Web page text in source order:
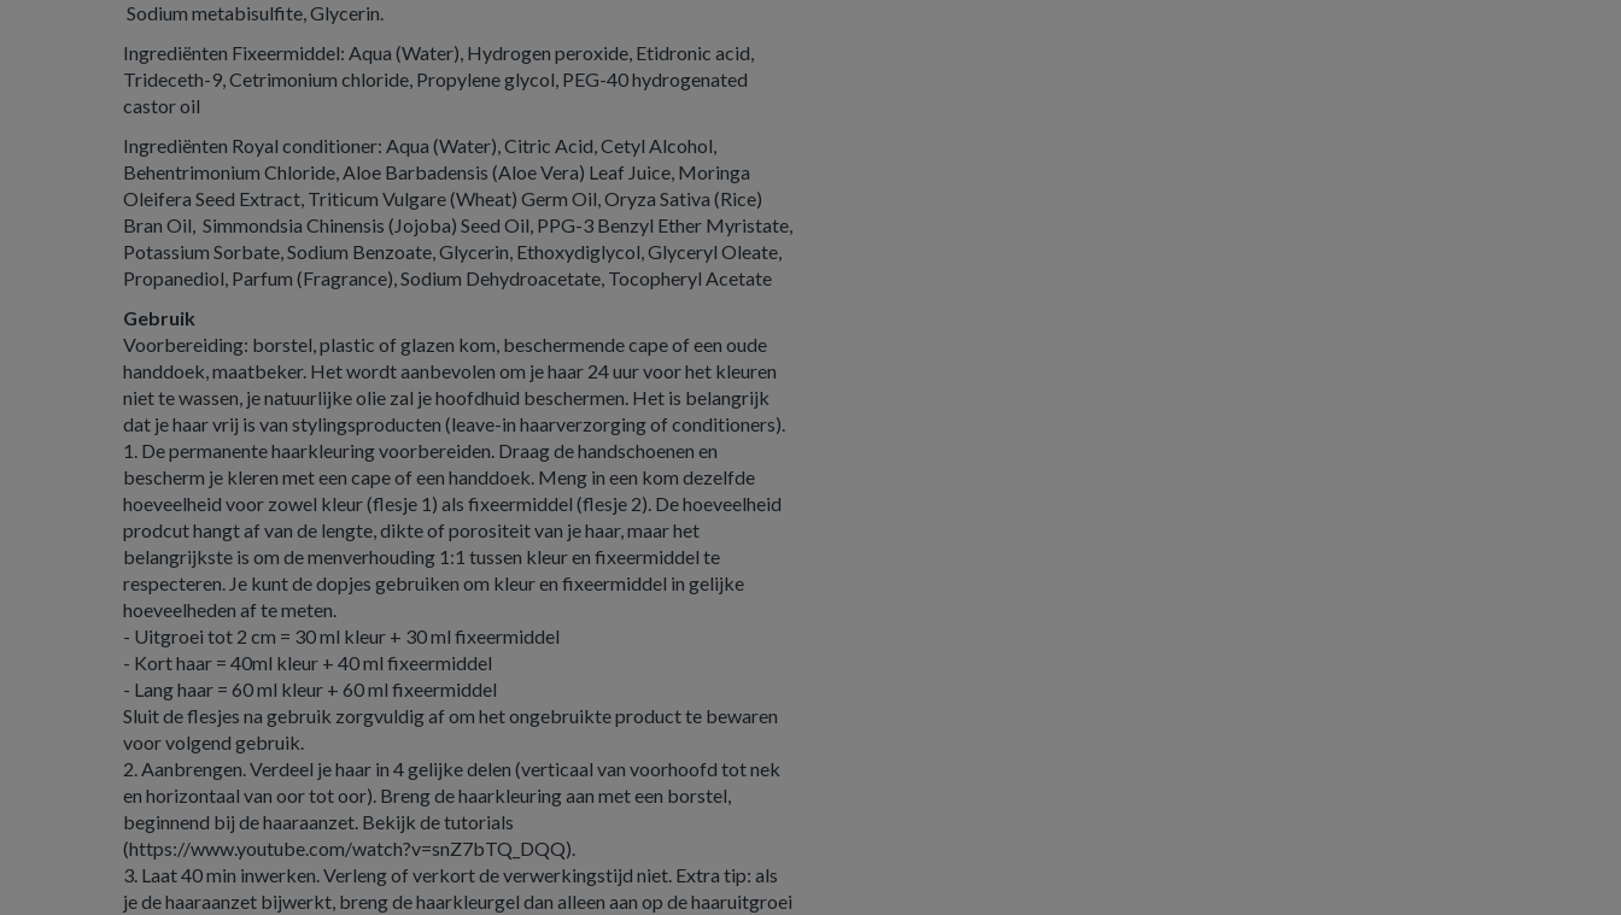
Sodium metabisulfite, Glycerin.
Ingrediënten Fixeermiddel: Aqua (Water), Hydrogen peroxide, Etidronic acid,
Trideceth-9, Cetrimonium chloride, Propylene glycol, PEG-40 hydrogenated
castor oil
Ingrediënten Royal conditioner: Aqua (Water), Citric Acid, Cetyl Alcohol,
Behentrimonium Chloride, Aloe Barbadensis (Aloe Vera) Leaf Juice, Moringa
Oleifera Seed Extract, Triticum Vulgare (Wheat) Germ Oil, Oryza Sativa (Rice)
Bran Oil, Simmondsia Chinensis (Jojoba) Seed Oil, PPG-3 Benzyl Ether Myristate,
Potassium Sorbate, Sodium Benzoate, Glycerin, Ethoxydiglycol, Glyceryl Oleate,
Propanediol, Parfum (Fragrance), Sodium Dehydroacetate, Tocopheryl Acetate
Gebruik
Voorbereiding: borstel, plastic of glazen kom, beschermende cape of een oude
handdoek, maatbeker. Het wordt aanbevolen om je haar 24 uur voor het kleuren
niet te wassen, je natuurlijke olie zal je hoofdhuid beschermen. Het is belangrijk
dat je haar vrij is van stylingsproducten (leave-in haarverzorging of conditioners).
1. De permanente haarkleuring voorbereiden. Draag de handschoenen en
bescherm je kleren met een cape of een handdoek. Meng in een kom dezelfde
hoeveelheid voor zowel kleur (flesje 1) als fixeermiddel (flesje 2). De hoeveelheid
prodcut hangt af van de lengte, dikte of porositeit van je haar, maar het
belangrijkste is om de menverhouding 1:1 tussen kleur en fixeermiddel te
respecteren. Je kunt de dopjes gebruiken om kleur en fixeermiddel in gelijke
hoeveelheden af te meten.
- Uitgroei tot 2 cm = 30 ml kleur + 30 ml fixeermiddel
- Kort haar = 40ml kleur + 40 ml fixeermiddel
- Lang haar = 60 ml kleur + 60 ml fixeermiddel
Sluit de flesjes na gebruik zorgvuldig af om het ongebruikte product te bewaren
voor volgend gebruik.
2. Aanbrengen. Verdeel je haar in 4 gelijke delen (verticaal van voorhoofd tot nek
en horizontaal van oor tot oor). Breng de haarkleuring aan met een borstel,
beginnend bij de haaraanzet. Bekijk de tutorials
(https://www.youtube.com/watch?v=snZ7bTQ_DQQ).
3. Laat 40 min inwerken. Verleng of verkort de verwerkingstijd niet. Extra tip: als
je de haaraanzet bijwerkt, breng de haarkleurgel dan alleen aan op de haaruitgroei